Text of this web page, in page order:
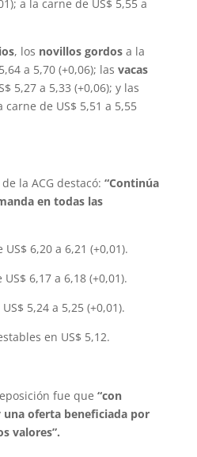
a la carne de US$ 5,55 a
, los novillos gordosa la
a 5,70 (+0,06); las vacas
5,27 a 5,33 (+0,06); y las
carne de US$ 5,51 a 5,55
la ACG destacó: “Continúa
en todas las
6,20 a 6,21 (+0,01).
6,17 a 6,18 (+0,01).
5,24 a 5,25 (+0,01).
en US$ 5,12.
fue que “con
una oferta beneficiada por
valores”.